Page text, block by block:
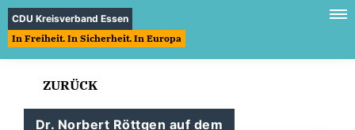
CDU Kreisverband Essen
In Freiheit. In Sicherheit. In Europa
ZURÜCK
Dr. Norbert Röttgen auf dem